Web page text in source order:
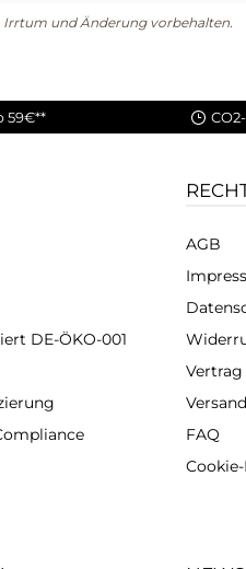
Irrtum und Änderung vorbehalten.
59€**
DE-ÖKO-001
AGB
Versand
FAQ